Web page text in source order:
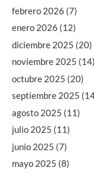
febrero 2026 (7)
enero 2026 (12)
diciembre 2025 (20)
noviembre 2025 (14)
octubre 2025 (20)
septiembre 2025
agosto 2025 (11)
julio 2025 (11)
junio 2025 (7)
mayo 2025 (8)